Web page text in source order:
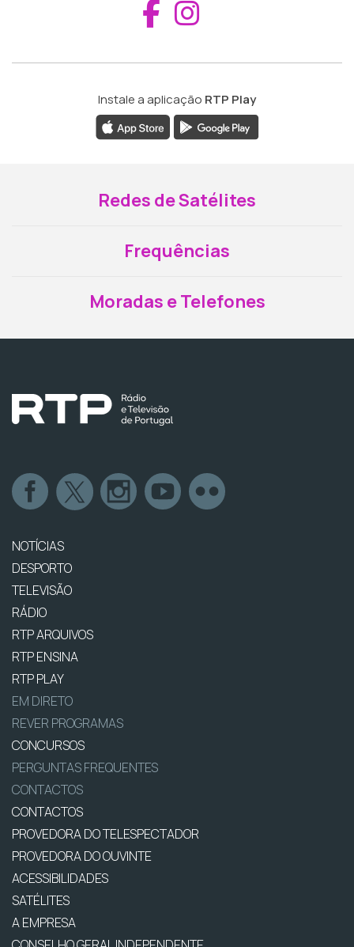
Aceder ao
Instale a aplicação RTP Play
Redes de Satélites
Frequências
Moradas e Telefones
NOTÍCIAS
DESPORTO
TELEVISÃO
RÁDIO
RTP ARQUIVOS
RTP ENSINA
RTP PLAY
EM DIRETO
REVER PROGRAMAS
CONCURSOS
PERGUNTAS FREQUENTES
CONTACTOS
CONTACTOS
PROVEDORA DO TELESPECTADOR
PROVEDORA DO OUVINTE
ACESSIBILIDADES
SATÉLITES
A EMPRESA